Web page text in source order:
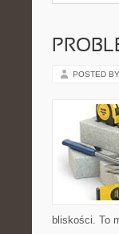
POSTED
bliskości. To